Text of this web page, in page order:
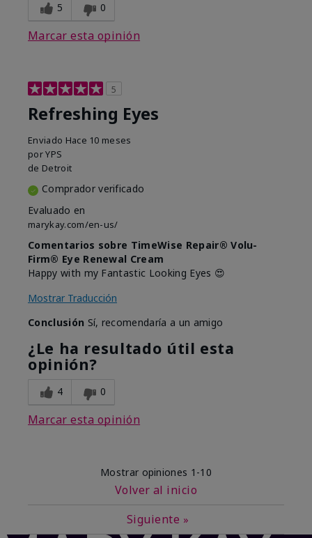
5 0
Marcar esta opinión
5
Refreshing Eyes
Enviado Hace 10 meses
porYPS
de Detroit
Comprador verificado
Evaluado en
marykay.com/en-us/
Comentarios sobre TimeWise Repair® Volu-
Firm® Eye Renewal Cream
Happy with my Fantastic Looking Eyes 😍
Mostrar Traducción
Conclusión Sí, recomendaría a un amigo
¿Le ha resultado útil esta
opinión?
4 0
Marcar esta opinión
Mostrar opiniones 1-10
Volver al inicio
Siguiente »